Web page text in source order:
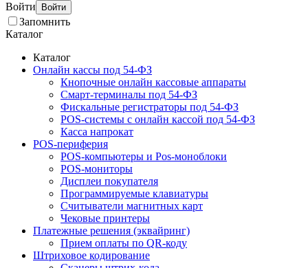
Войти
Войти
Запомнить
Каталог
Каталог
Онлайн кассы под 54-ФЗ
Кнопочные онлайн кассовые аппараты
Смарт-терминалы под 54-ФЗ
Фискальные регистраторы под 54-ФЗ
POS-системы с онлайн кассой под 54-ФЗ
Касса напрокат
POS-периферия
POS-компьютеры и Pos-моноблоки
POS-мониторы
Дисплеи покупателя
Программируемые клавиатуры
Считыватели магнитных карт
Чековые принтеры
Платежные решения (эквайринг)
Прием оплаты по QR-коду
Штриховое кодирование